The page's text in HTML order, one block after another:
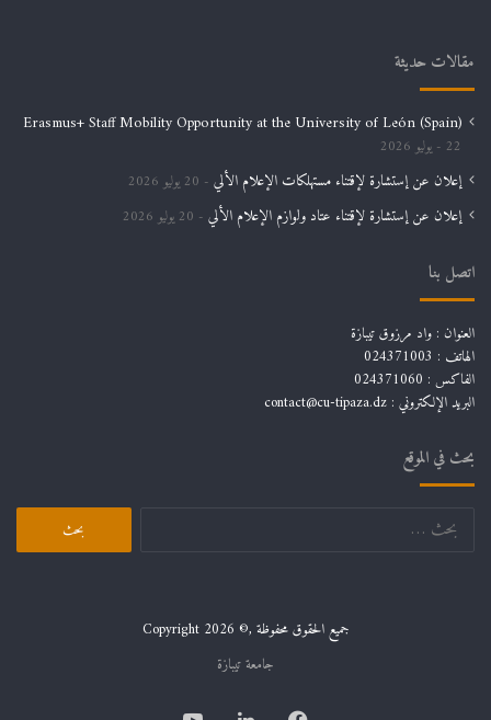
مقالات حديثة
Erasmus+ Staff Mobility Opportunity at the University of León (Spain)
22 يوليو 2026
إعلان عن إستشارة لإقتناء مستهلكات الإعلام الألي 20 يوليو 2026
إعلان عن إستشارة لإقتناء عتاد ولوازم الإعلام الألي 20 يوليو 2026
اتصل بنا
العنوان : واد مرزوق تيبازة
الهاتف : 024371003
الفاكس : 024371060
البريد الإلكتروني : contact@cu-tipaza.dz
بحث في الموقع
البحث
جميع الحقوق محفوظة ,© Copyright 2026
جامعة تيبازة